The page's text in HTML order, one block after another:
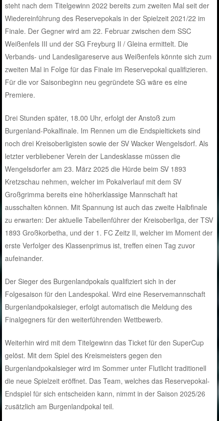
steht nach dem Titelgewinn 2022 bereits zum zweiten Mal seit der
Wiedereinführung des Reservepokals in der Spielzeit 2021/22 im
Finale. Der Gegner wird am 22. Februar zwischen dem SSC
Weißenfels III und der SG Freyburg II / Gleina ermittelt. Die
Verbands- und Landesligareserve aus Weißenfels könnte sich zum
zweiten Mal in Folge für das Finale im Reservepokal qualifizieren.
Für die vor Saisonbeginn neu gegründete SG wäre es eine
Premiere.
Drei Stunden später, 18.00 Uhr, erfolgt der Anstoß zum
Burgenland-Pokalfinale. Im Rennen um die Endspieltickets sind
noch drei Kreisoberligisten sowie der SV Wacker Wengelsdorf. Als
letzter verbliebener Verein der Landesklasse müssen die
Wengelsdorfer am 23. März 2025 die Hürde beim SV 1893
Kretzschau nehmen, welcher im Pokalverlauf mit dem SV
Großgrimma bereits eine höherklassige Mannschaft hat
ausschalten können. Mit Spannung ist auch das zweite Halbfinale
zu erwarten: Der aktuelle Tabellenführer der Kreisoberliga, der TSV
1893 Großkorbetha, und der 1. FC Zeitz II, welcher im Moment der
erste Verfolger des Klassenprimus ist, treffen einen Tag zuvor
aufeinander.
Der Sieger des Burgenlandpokals qualifiziert sich in der
Folgesaison für den Landespokal. Wird eine Reservemannschaft
Burgenlandpokalsieger, erfolgt automatisch die Meldung des
Finalgegners für den weiterführenden Wettbewerb.
Weiterhin wird mit dem Titelgewinn das Ticket für den SuperCup
gelöst. Mit dem Spiel des Kreismeisters gegen den
Burgenlandpokalsieger wird im Sommer unter Flutlicht traditionell
die neue Spielzeit eröffnet. Das Team, welches das Reservepokal-
Endspiel für sich entscheiden kann, nimmt in der Saison 2025/26
zusätzlich am Burgenlandpokal teil.